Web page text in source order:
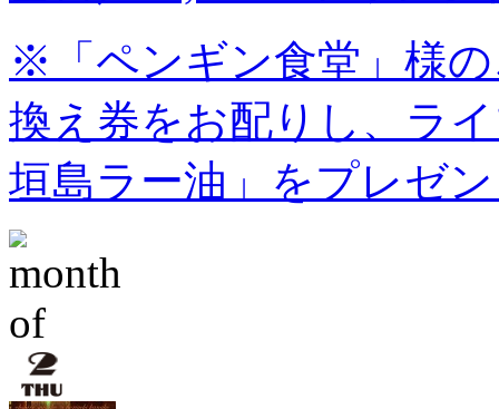
※「ペンギン食堂」様
換え券をお配りし、ラ
垣島ラー油」をプレゼ